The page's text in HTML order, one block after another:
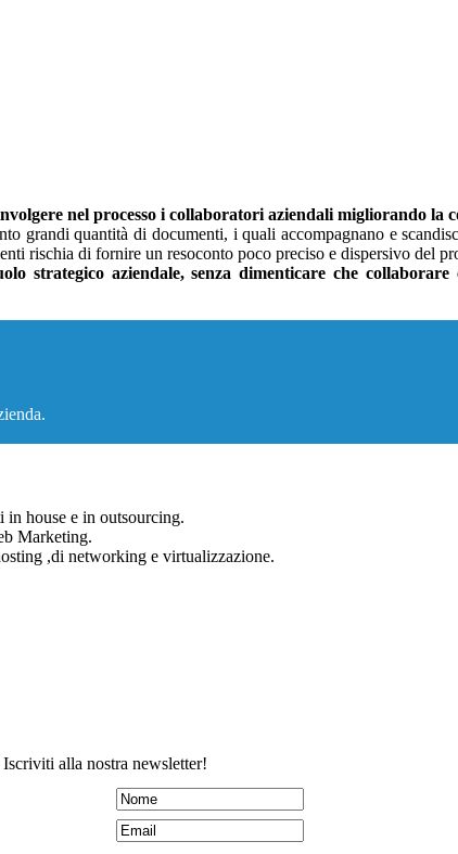
nel processo i collaboratori aziendali migliorando la
grandi quantità di documenti, i quali accompagnano e
rischia di fornire un resoconto poco preciso e dispersivo del
strategico aziendale, senza dimenticare che
in house e in outsourcing.
Marketing.
,di networking e virtualizzazione.
alla nostra newsletter!